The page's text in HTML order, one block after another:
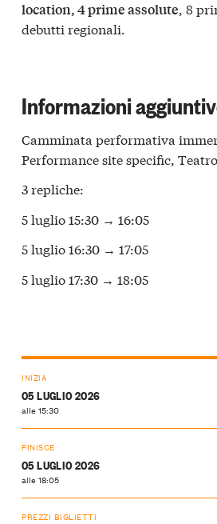
location, 4 prime assolute, 8
debutti regionali.
Informazioni
Camminata performativa
Performance site specific,
3 repliche:
5 luglio 15:30 → 16:05
5 luglio 16:30 → 17:05
5 luglio 17:30 → 18:05
INIZIA
05 LUGLIO 2026
alle 15:30
FINISCE
05 LUGLIO 2026
alle 18:05
PREZZI BIGLIETTI